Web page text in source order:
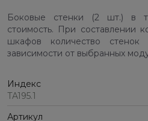
Боковые стенки (2 шт.) в
стоимость. При составлении
шкафов количество стенок
зависимости от выбранных
Индекс
TA195.1
Артикул